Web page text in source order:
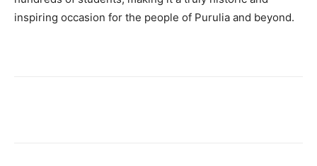
inspiring occasion for the people of Purulia and beyond.